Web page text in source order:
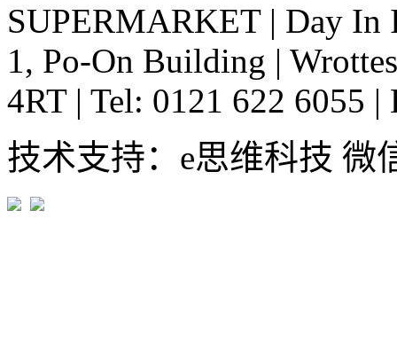
SUPERMARKET | Day In
1, Po-On Building |
4RT | Tel: 0121 622 6055 |
技术支持：e思维科技 微